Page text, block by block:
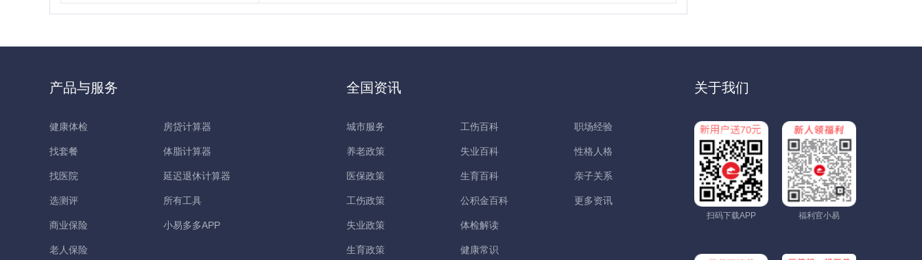
产品与服务
健康体检
找套餐
找医院
选测评
商业保险
老人保险
房贷计算器
体脂计算器
延迟退休计算器
所有工具
小易多多APP
全国资讯
城市服务
养老政策
医保政策
工伤政策
失业政策
生育政策
工伤百科
失业百科
生育百科
公积金百科
体检解读
健康常识
职场经验
性格人格
亲子关系
更多资讯
关于我们
扫码下载APP 福利官小易